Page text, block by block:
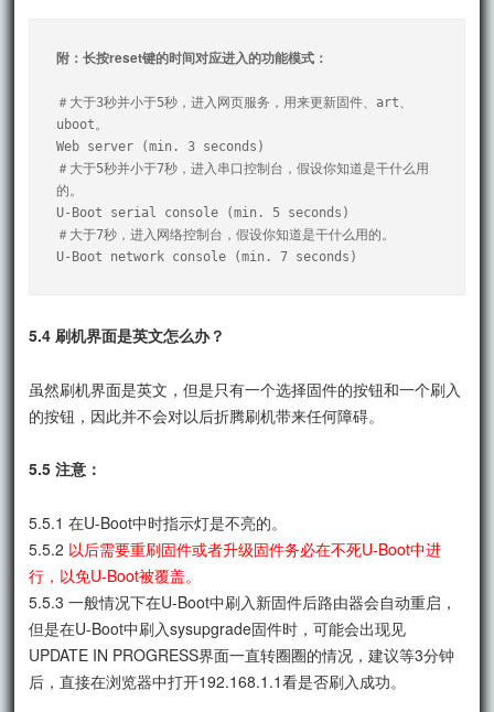
附：长按reset键的时间对应进入的功能模式：
＃大于3秒并小于5秒，进入网页服务，用来更新固件、art、
uboot。
Web server (min. 3 seconds)
＃大于5秒并小于7秒，进入串口控制台，假设你知道是干什么用
的。
U-Boot serial console (min. 5 seconds)
＃大于7秒，进入网络控制台，假设你知道是干什么用的。
U-Boot network console (min. 7 seconds)
5.4 刷机界面是英文怎么办？
虽然刷机界面是英文，但是只有一个选择固件的按钮和一个刷入
的按钮，因此并不会对以后折腾刷机带来任何障碍。
5.5 注意：
5.5.1 在U-Boot中时指示灯是不亮的。
5.5.2 以后需要重刷固件或者升级固件务必在不死U-Boot中进
行，以免U-Boot被覆盖。
5.5.3 一般情况下在U-Boot中刷入新固件后路由器会自动重启，
但是在U-Boot中刷入sysupgrade固件时，可能会出现见
UPDATE IN PROGRESS界面一直转圈圈的情况，建议等3分钟
后，直接在浏览器中打开192.168.1.1看是否刷入成功。